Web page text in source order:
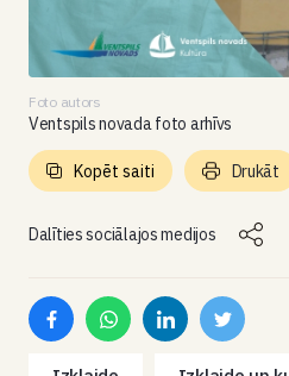
Foto autors
Ventspils novada foto arhīvs
Dalīties sociālajos medijos
Kopēt saiti Drukāt